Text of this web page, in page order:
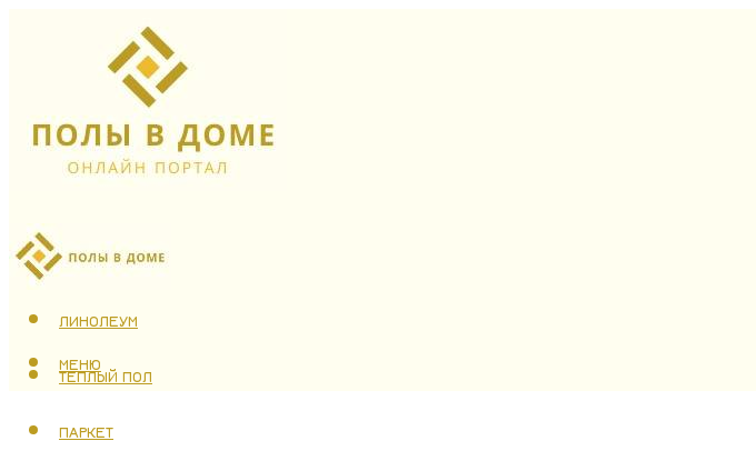
ЛАМИНАТ
ЛИНОЛЕУМ
ТЕПЛЫЙ ПОЛ
ПАРКЕТ
МЕНЮ